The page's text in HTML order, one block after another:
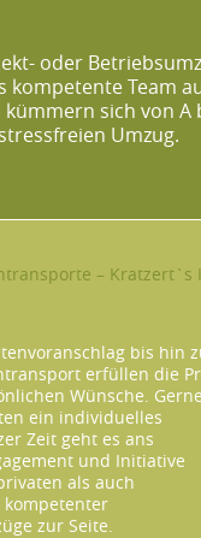
oder
kompetente Team
sich von A
Umzug.
– Kratzert`s
bis hin
erfüllen die
Wünsche. Gerne
ein individuelles
Zeit geht es ans
und Initiative
als auch
kompetenter
zur Seite.